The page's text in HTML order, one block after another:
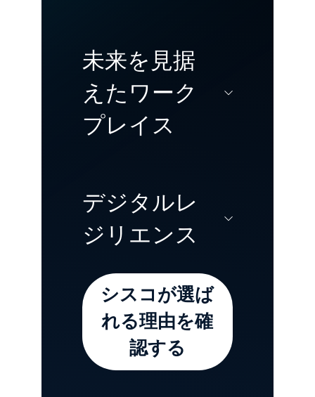
データセンターを
モダナイズして
変革し、あらゆる
場所にある従来の
を迅速、大規模、
かつ柔軟に強化で
未来を見据
えたワーク
プレイス
従業員のニーズに
合わせて進化し、
あらゆる場所で素
晴らしい顧客体験
を提供する、アジ
ャイルでレジリ
エンスのあるワ
デジタルレ
ジリエンス
サイバー攻撃、サ
ードパーティの機
能停止、技術的な
シスコが選ば
れる理由を確
認する